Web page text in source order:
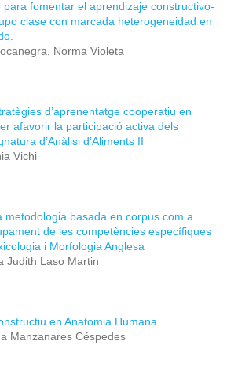
para fomentar el aprendizaje constructivo-
clase con marcada heterogeneidad en
Norma Violeta
d’aprenentatge cooperatiu en
afavorir la participació activa dels
d’Anàlisi d’Aliments II
Vichi
metodologia basada en corpus com a
de les competències específiques
i Morfologia Anglesa
Judith Laso Martin
en Anatomia Humana
Manzanares Céspedes